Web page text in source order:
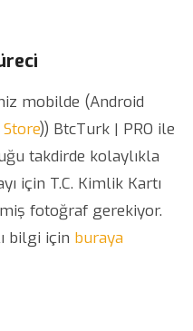
mobilde (Android
)) BtcTurk | PRO ile
takdirde kolaylıkla
için T.C. Kimlik Kartı
fotoğraf gerekiyor.
bilgi için buraya